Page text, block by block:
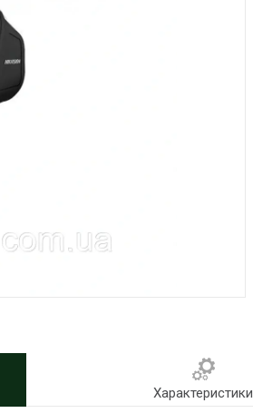
Характеристики